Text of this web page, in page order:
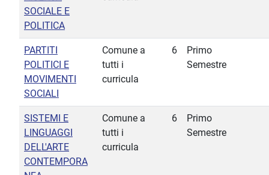
SOCIALE E
POLITICA
PARTITI
POLITICI E
MOVIMENTI
SOCIALI
Comune a
tutti i
curricula
6
Primo
Semestre
SISTEMI E
LINGUAGGI
DELL'ARTE
CONTEMPORA
Comune a
tutti i
curricula
6
Primo
Semestre